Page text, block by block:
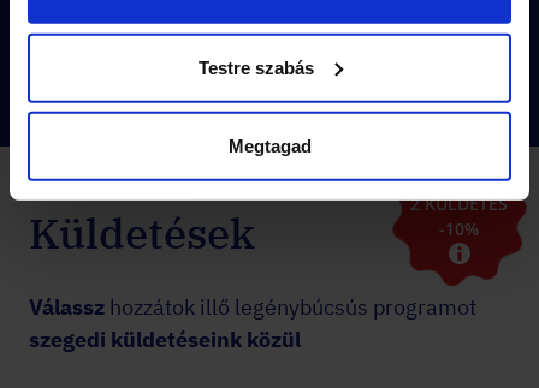
Testre szabás
Megtagad
Tovább olvasok
2 KÜLDETÉS
-10%
Küldetések
Válassz hozzátok illő legénybúcsús programot
szegedi küldetéseink közül